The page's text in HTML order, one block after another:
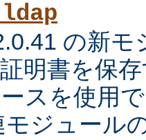
の新モ
明書を保
スを使用
モジュール